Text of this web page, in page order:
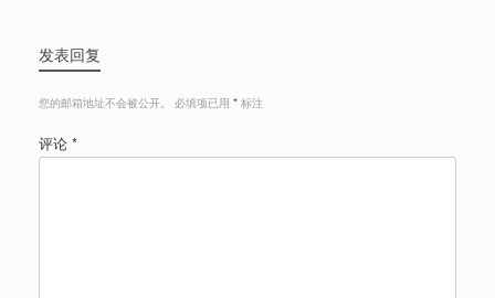
发表回复
您的邮箱地址不会被公开。 必填项已用 * 标注
评论 *